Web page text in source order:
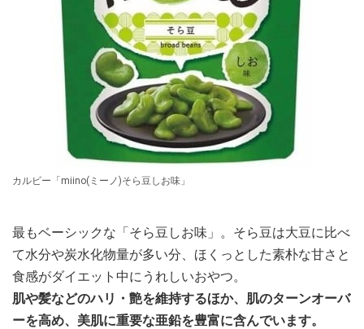
カルビー「miino(ミーノ)そら豆しお味」
最もベーシックな「そら豆しお味」。そら豆は大豆に比べ
て水分や炭水化物量が多い分、ほくっとした素朴な甘さと
食感がダイエット中にうれしいおやつ。
肌や髪などのハリ・艶を維持するほか、肌のターンオーバ
ーを高め、美肌に重要な亜鉛を豊富に含んでいます。